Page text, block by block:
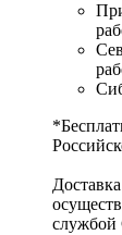
службой